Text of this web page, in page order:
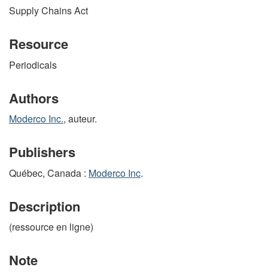
Supply Chains Act
Resource
Periodicals
Authors
Moderco Inc., auteur.
Publishers
Québec, Canada : Moderco Inc.
Description
(ressource en ligne)
Note